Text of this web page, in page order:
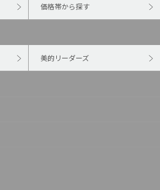
価格帯から探す
美的リーダーズ